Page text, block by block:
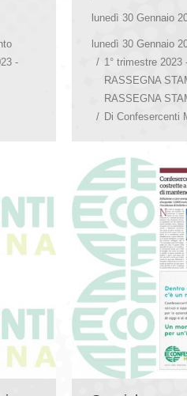
-
lunedì 30 Gennaio
lunedì 30 Gennaio
1° trimestre 2023
RASSEGNA
RASSEGNA
Di Confesercenti